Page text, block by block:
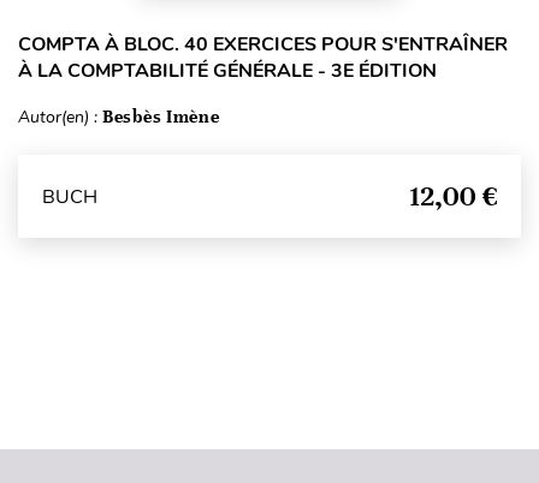
COMPTA À BLOC. 40 EXERCICES POUR S'ENTRAÎNER
À LA COMPTABILITÉ GÉNÉRALE - 3E ÉDITION
Autor(en) : Besbès Imène
BUCH 12,00 €